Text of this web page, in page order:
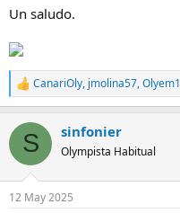
r
e
l
t
e
m
a
o
Un saludo.
R
e
c
i
e
CanariOly, jmolina57,Olyem1
S sinfonier
Olympista Habitual
12 May 2025